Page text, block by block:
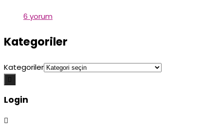
6 yorum
Kategoriler
Kategoriler

Login
